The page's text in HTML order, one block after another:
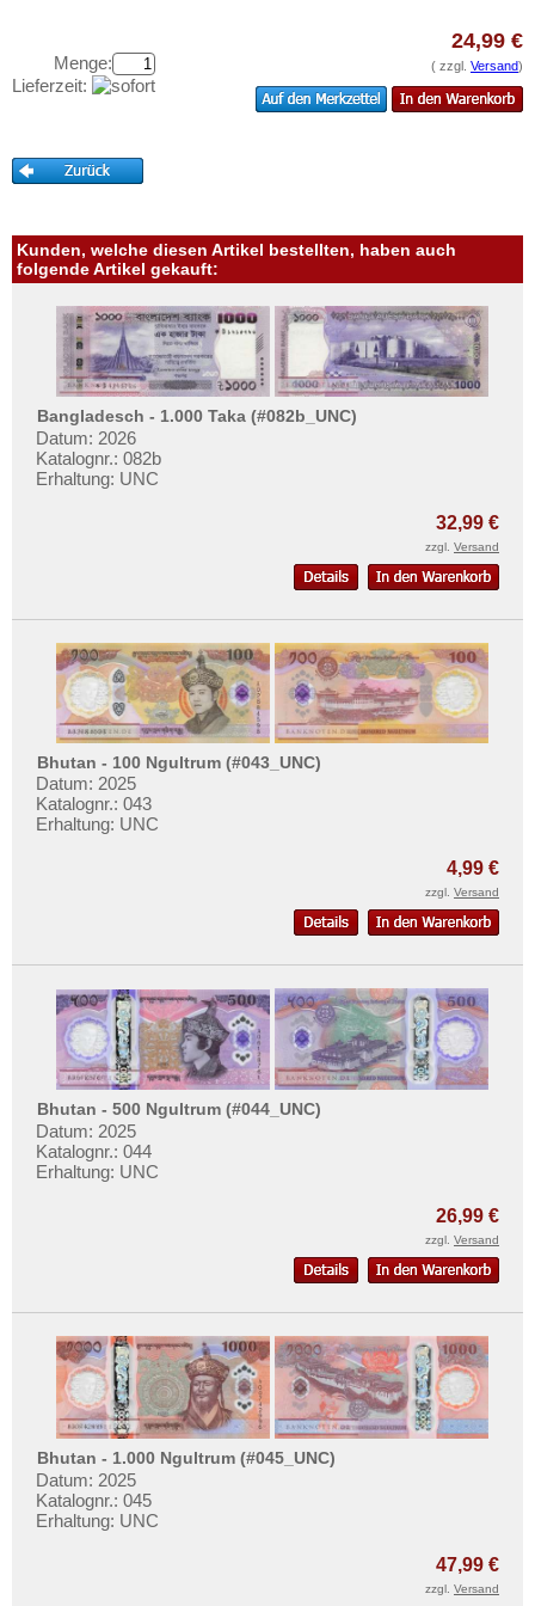
Nicaragua
Niederländische Antillen
Paraguay
St. Kitts
St. Lucia
St. Pierre & Miquelon
St. Vincent
Surinam
Trinidad und Tobago
Uruguay
Banknotenbriefe
Kataloge
Gutscheine
Kontakt
Informationen
Preislisten
Ankauf
Erhaltungsgrade
Gratisbanknoten
FAQ
Privatsphäre und Datenschutz
Widerrufsbelehrung
Liefer- und Versandkosten
AGB
Impressum
Menge:
Lieferzeit:
24,99 €
( zzgl. Versand)
Kunden, welche diesen Artikel bestellten, haben auch
folgende Artikel gekauft:
Bangladesch - 1.000 Taka (#082b_UNC)
Datum: 2026
Katalognr.: 082b
Erhaltung: UNC
32,99 €
zzgl. Versand
Bhutan - 100 Ngultrum (#043_UNC)
Datum: 2025
Katalognr.: 043
Erhaltung: UNC
4,99 €
zzgl. Versand
Bhutan - 500 Ngultrum (#044_UNC)
Datum: 2025
Katalognr.: 044
Erhaltung: UNC
26,99 €
zzgl. Versand
Bhutan - 1.000 Ngultrum (#045_UNC)
Datum: 2025
Katalognr.: 045
Erhaltung: UNC
47,99 €
zzgl. Versand